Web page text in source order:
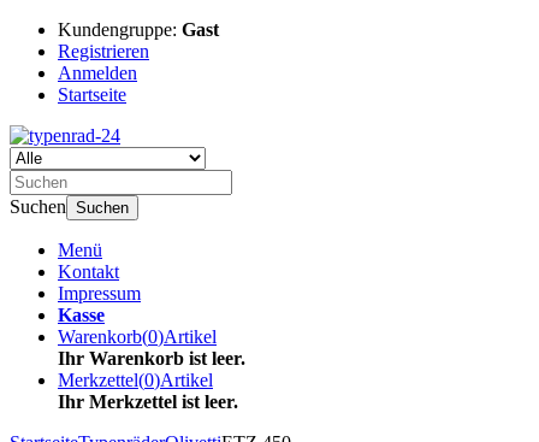
Kundengruppe: Gast
Registrieren
Anmelden
Startseite
Suchen Suchen
Menü
Kontakt
Impressum
Kasse
Warenkorb(0)Artikel
Ihr Warenkorb ist leer.
Merkzettel(0)Artikel
Ihr Merkzettel ist leer.